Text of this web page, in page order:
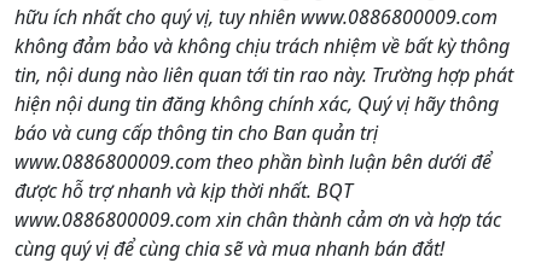
hữu ích nhất cho quý vị, tuy nhiên www.0886800009.com
không đảm bảo và không chịu trách nhiệm về bất kỳ thông
tin, nội dung nào liên quan tới tin rao này. Trường hợp phát
hiện nội dung tin đăng không chính xác, Quý vị hãy thông
báo và cung cấp thông tin cho Ban quản trị
www.0886800009.com theo phần bình luận bên dưới để
được hỗ trợ nhanh và kịp thời nhất. BQT
www.0886800009.com xin chân thành cảm ơn và hợp tác
cùng quý vị để cùng chia sẽ và mua nhanh bán đắt!